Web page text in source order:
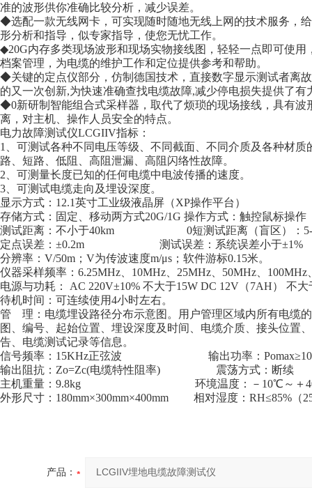
准的波形供你准确比较分析，减少误差。
◆选配一款无线网卡，可实现随时随地无线上网的技术服务，
形分析和指导，似专家指导，使您无忧工作。
◆20G内存多类现场波形和现场实物接线图，轻轻一点即可使
档案管理，为电缆的维护工作和定位提供参考和帮助。
◆关键的定点仪部分，仿制德国技术，直接数字显示测试者离
的又一次创新,为快速准确查找电缆故障,减少停电损失提供了有
◆0新研制智能组合式采样器，取代了烦琐的现场接线，具有波
离，对主机、操作人员安全的特点。
电力故障测试仪LCGIIV指标：
1、可测试各种不同电压等级、不同截面、不同介质及各种材
路、短路、低阻、高阻泄漏、高阻闪络性故障。
2、可测量长度已知的任何电缆中电波传播的速度。
3、可测试电缆走向及埋设深度。
显示方式：12.1英寸工业级液晶屏（XP操作平台）
存储方式：固定、移动两方式20G/1G 操作方式：触控鼠标操作
测试距离：不小于40km 0短测试距离（盲区）：5-
定点误差：±0.2m 测试误差：系统误差小于±1%
分辨率：V/50m；V为传波速度m/μs；软件游标0.15米。
仪器采样频率：6.25MHz、10MHz、25MHz、50MHz、
电源与功耗： AC 220V±10% 不大于15W DC 12V（7AH） 不大
待机时间：可连续使用4小时左右。
管 理：电缆埋设路径分布示意图。用户管理区域内所有电缆
图、编号、起始位置、埋设深度及时间、电缆介质、接头位置
告、电缆测试记录等信息。
信号频率：15KHz正弦波 输出功率：
输出阻抗：Zo=Zc(电缆特性阻率) 震荡方式：断续
主机重量：9.8kg 环境温度：－10℃～＋
外形尺寸：180mm×300mm×400mm 相对湿度：RH≤85%（
产品：